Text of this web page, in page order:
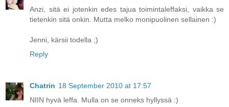
Anzi, sitä ei jotenkin edes tajua toimintaleffaksi, vaikka se
tietenkin sitä onkin. Mutta melko monipuolinen sellainen :)
Jenni, kärsii todella ;)
Reply
Chatrin 18 September 2010 at 17:57
NIIN hyvä leffa. Mulla on se onneks hyllyssä :)